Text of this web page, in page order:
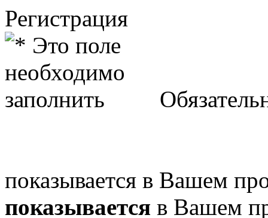
Регистрация
показывается в Вашем
показывается в Вашем